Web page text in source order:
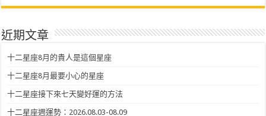
近期文章
十二星座8月的貴人是這個星座
十二星座8月最要小心的星座
十二星座接下來七天變好運的方法
十二星座週運勢：2026.08.03-08.09